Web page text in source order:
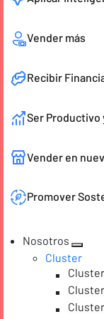
Vender más
Recibir
Ser
Vender en
Promover
Nosotros
Cluster